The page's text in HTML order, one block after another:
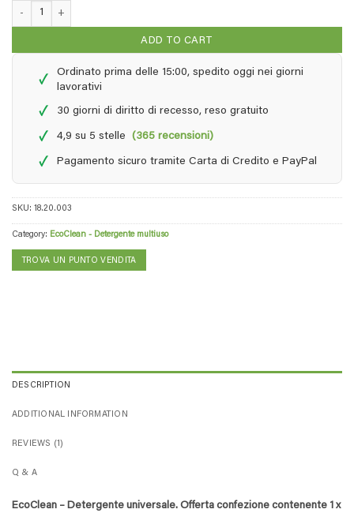
EcoClean - 1 litro di concentrato 5x + 500 ml quantity
ADD TO CART
✓
Ordinato prima delle 15:00, spedito oggi nei giorni
lavorativi
✓ 30 giorni di diritto di recesso, reso gratuito
✓ 4,9 su 5 stelle(365 recensioni)
✓ Pagamento sicuro tramite Carta di Credito e PayPal
SKU: 18.20.003
Category: EcoClean - Detergente multiuso
TROVA UN PUNTO VENDITA
DESCRIPTION
ADDITIONAL INFORMATION
REVIEWS (1)
Q & A
EcoClean – Detergente universale. Offerta confezione contenente 1 x